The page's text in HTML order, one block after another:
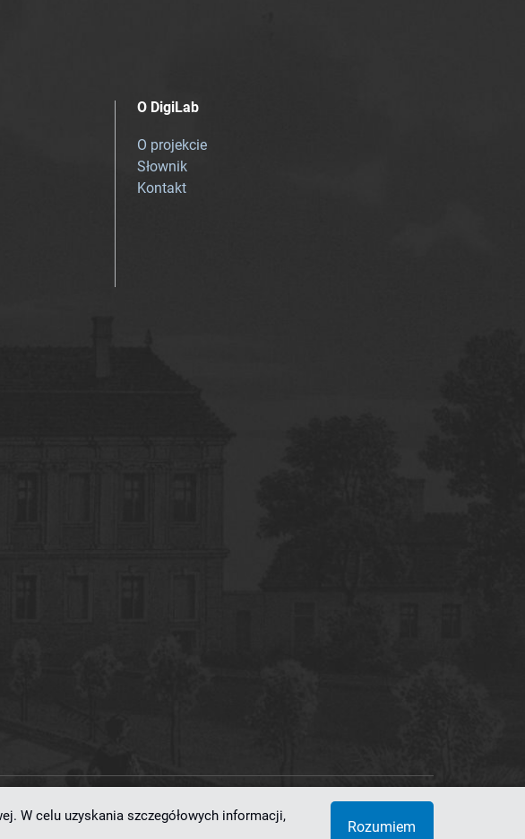
O DigiLab
O projekcie
Słownik
Kontakt
Poznańskie Centrum Superkomputerowo-Sieciowe
W celu uzyskania szczegółowych informacji,
Rozumiem